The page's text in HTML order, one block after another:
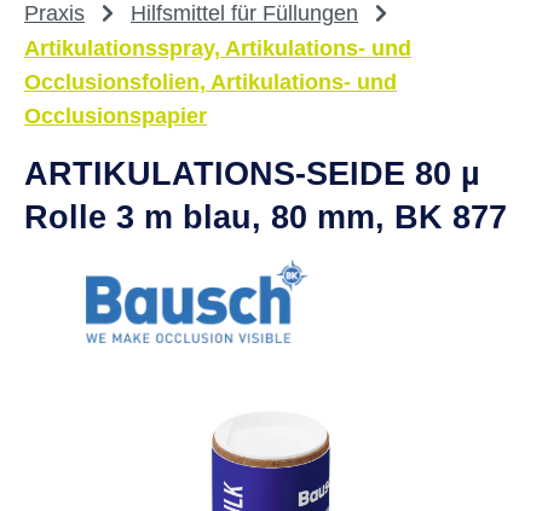
Praxis
Hilfsmittel für Füllungen
Artikulationsspray, Artikulations- und
Occlusionsfolien, Artikulations- und
Occlusionspapier
ARTIKULATIONS-SEIDE 80 µ
Rolle 3 m blau, 80 mm, BK 877